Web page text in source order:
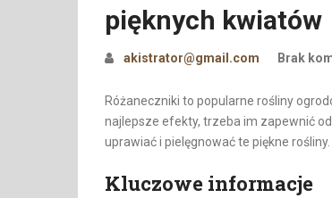
pięknych kwiatów
akistrator@gmail.com Brak
Różaneczniki to popularne rośliny
najlepsze efekty, trzeba im zapewnić
uprawiać i pielęgnować te piękne
Kluczowe informacje